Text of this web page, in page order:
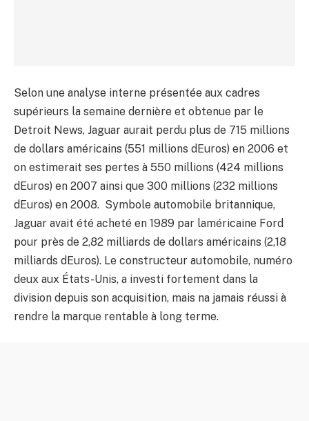
Selon une analyse interne présentée aux cadres
supérieurs la semaine dernière et obtenue par le
Detroit News, Jaguar aurait perdu plus de 715 millions
de dollars américains (551 millions dEuros) en 2006 et
on estimerait ses pertes à 550 millions (424 millions
dEuros) en 2007 ainsi que 300 millions (232 millions
dEuros) en 2008. Symbole automobile britannique,
Jaguar avait été acheté en 1989 par laméricaine Ford
pour près de 2,82 milliards de dollars américains (2,18
milliards dEuros). Le constructeur automobile, numéro
deux aux États-Unis, a investi fortement dans la
division depuis son acquisition, mais na jamais réussi à
rendre la marque rentable à long terme.